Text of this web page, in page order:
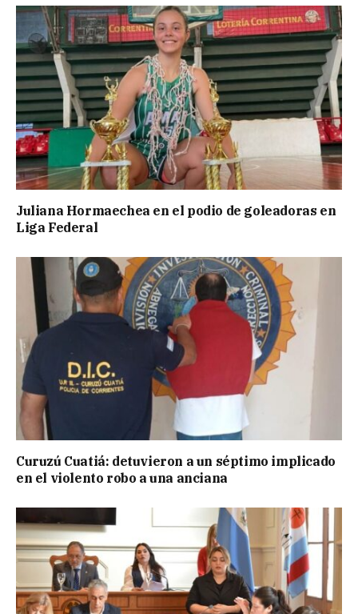
Juliana Hormaechea en el podio de goleadoras en
Liga Federal
Curuzú Cuatiá: detuvieron a un séptimo implicado
en el violento robo a una anciana